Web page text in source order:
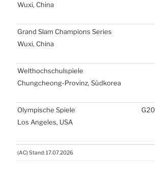
(AC) Stand: 17.07.2026
Wuxi, Chi­na
Grand Slam Cham­pions Seri­es
Wuxi, Chi­na
Welt­hoch­schul­spie­le
Chungche­ong-Pro­vinz, Süd­ko­rea
Olym­pi­sche Spie­le
Los Ange­les, USA
G20
(AC) Stand: 17.07.2026